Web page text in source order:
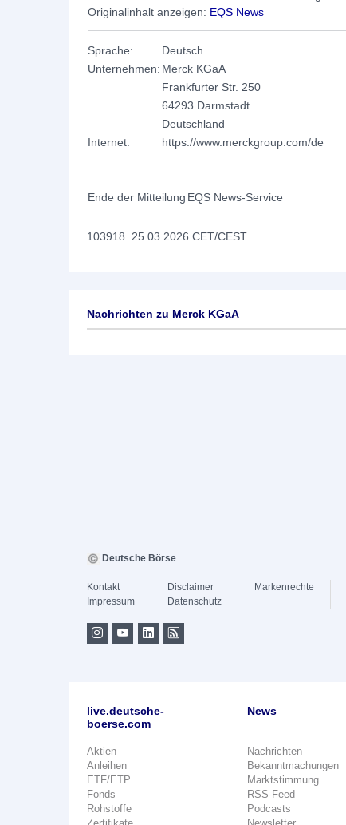
Originalinhalt anzeigen: EQS News
Sprache:
Deutsch
Unternehmen: Merck KGaA
Frankfurter Str. 250
64293 Darmstadt
Deutschland
Internet:
https://www.merckgroup.com/de
Ende der Mitteilung EQS News-Service
103918 25.03.2026 CET/CEST
Nachrichten zu Merck KGaA
Deutsche Börse
Kontakt
Impressum
Disclaimer
Datenschutz
Markenrechte
live.deutsche-
boerse.com
Aktien
Anleihen
ETF/ETP
Fonds
Rohstoffe
News
Nachrichten
Bekanntmachungen
Marktstimmung
RSS-Feed
Podcasts